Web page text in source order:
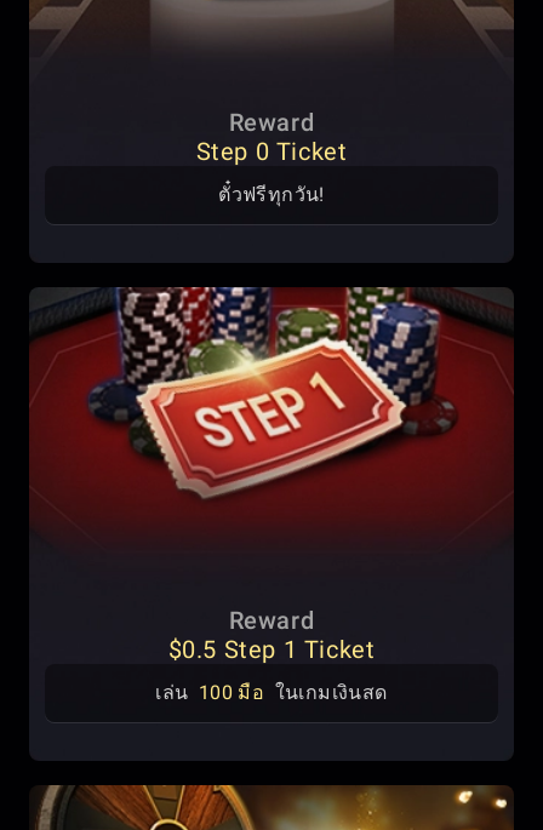
Reward
Step 0 Ticket
ตั๋วฟรีทุกวัน!
Reward
$0.5 Step 1 Ticket
เล่น 100 มือ ในเกมเงินสด